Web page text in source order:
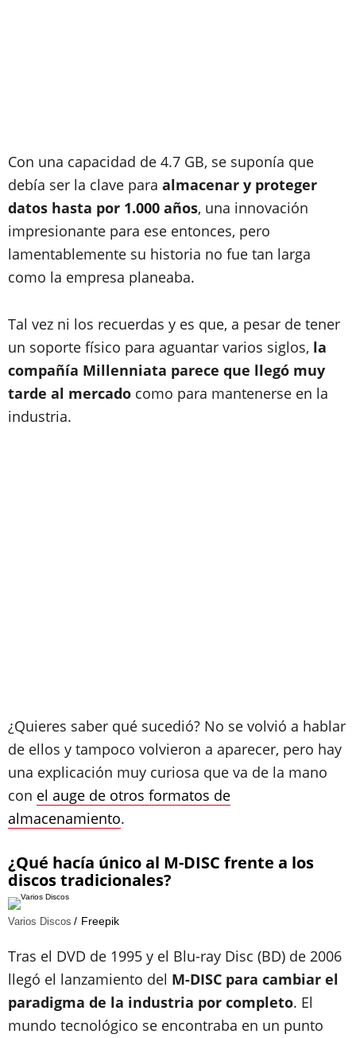
Con una capacidad de 4.7 GB, se suponía que
debía ser la clave para almacenar y proteger
datos hasta por 1.000 años, una innovación
impresionante para ese entonces, pero
lamentablemente su historia no fue tan larga
como la empresa planeaba.
Tal vez ni los recuerdas y es que, a pesar de tener
un soporte físico para aguantar varios siglos, la
compañía Millenniata parece que llegó muy
tarde al mercado como para mantenerse en la
industria.
¿Quieres saber qué sucedió? No se volvió a hablar
de ellos y tampoco volvieron a aparecer, pero hay
una explicación muy curiosa que va de la mano
con el auge de otros formatos de
almacenamiento.
¿Qué hacía único al M-DISC frente a los
discos tradicionales?
Varios Discos Freepik
Tras el DVD de 1995 y el Blu-ray Disc (BD) de 2006
llegó el lanzamiento del M-DISC para cambiar el
paradigma de la industria por completo. El
mundo tecnológico se encontraba en un punto